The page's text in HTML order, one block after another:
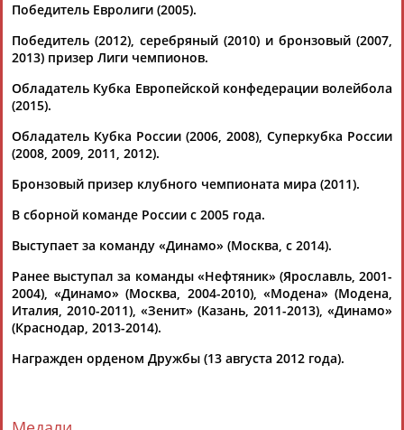
Александр Бутько, а также молодежь,...
12.09.2018
Назван состав мужской сборной России по волейболу на
чемпионат мира
...Вольвич, Ильяс Куркаев, Дмитрий Мусэрский;
Клюка, Алексей Родичев;...
(Проект:Информационное агентство СТАДИОН
Мужская сборная России по волейболу в полном составе
отправилась на ЧМ-2018 в Италию
(1984, Динамо М) Волков Дмитрий (1995, Факел) Клюка...
09.09.2018
Стала известна расширенная заявка сборной России по
волейболу на чемпионат мира
...Куркаев, Дмитрий Мусэрский, Игорь Филиппов;
доигровщики -Юрий Бережко, Дмитрий Волков, Антон
Победитель Евролиги (2005).
Победитель (2012), серебряный (2010) и бронзовый (2007,
2013) призер Лиги чемпионов.
Обладатель Кубка Европейской конфедерации волейбола
(2015).
Обладатель Кубка России (2006, 2008), Суперкубка России
(2008, 2009, 2011, 2012).
Бронзовый призер клубного чемпионата мира (2011).
В сборной команде России с 2005 года.
Выступает за команду «Динамо» (Москва, с 2014).
Ранее выступал за команды «Нефтяник» (Ярославль, 2001-
2004), «Динамо» (Москва, 2004-2010), «Модена» (Модена,
Италия, 2010-2011), «Зенит» (Казань, 2011-2013), «Динамо»
(Краснодар, 2013-2014).
Награжден орденом Дружбы (13 августа 2012 года).